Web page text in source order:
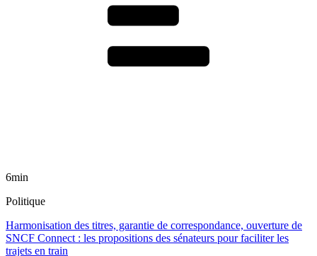
6min
Politique
Harmonisation des titres, garantie de correspondance, ouverture de
SNCF Connect : les propositions des sénateurs pour faciliter les
trajets en train